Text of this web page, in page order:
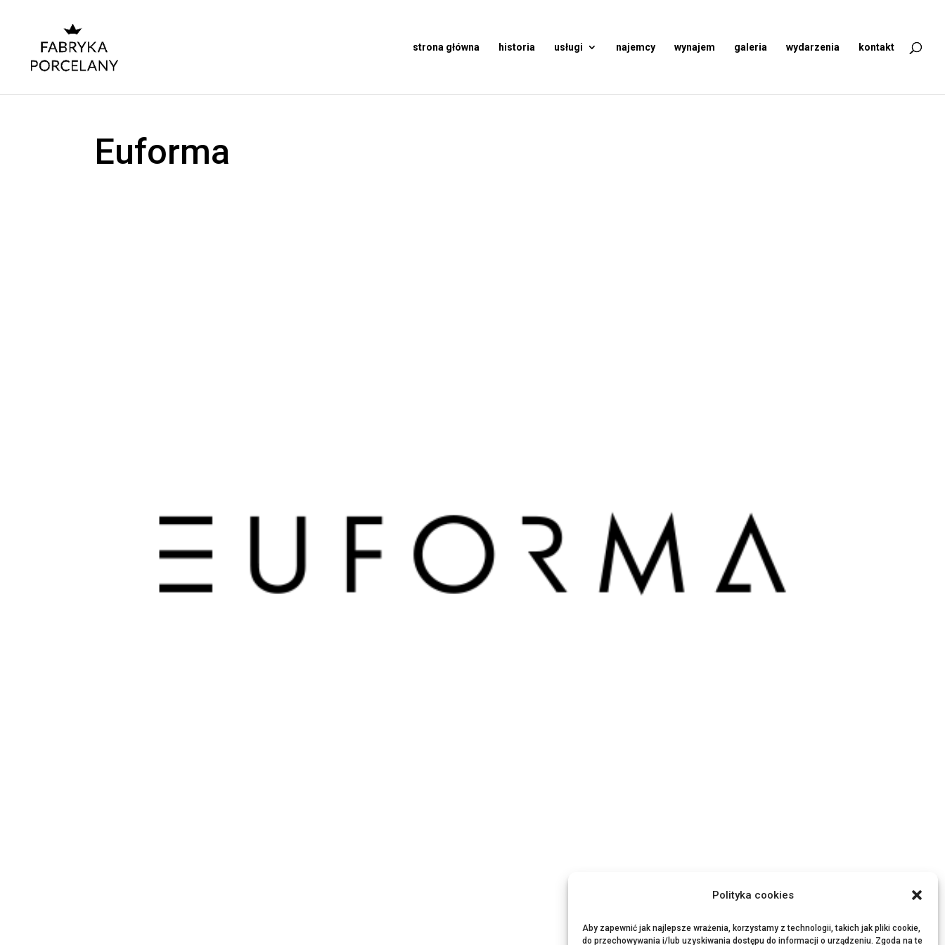
Polityka cookies
Aby zapewnić jak najlepsze wrażenia, korzystamy z technologii, takich jak pliki cookie,
do przechowywania i/lub uzyskiwania dostępu do informacji o urządzeniu. Zgoda na te
strona główna historia usługi najemcy wynajem galeria wydarzenia kontakt
Euforma